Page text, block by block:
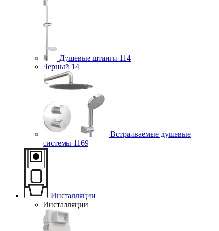
Душевые штанги 114
Черный 14
Встраиваемые душевые
системы 1169
Инсталляции
Инсталляции